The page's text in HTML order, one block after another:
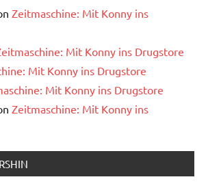
Zeitmaschine: Mit Konny ins
Mit Konny ins Drugstore
Mit Konny ins Drugstore
Mit Konny ins Drugstore
Zeitmaschine: Mit Konny ins